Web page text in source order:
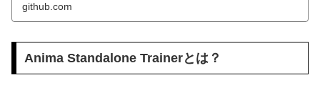
github.com
Anima Standalone Trainerとは？